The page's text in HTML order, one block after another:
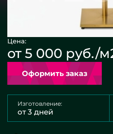
Цена:
от 5 000 руб./
Оформить заказ
Изготовление:
от 3 дней